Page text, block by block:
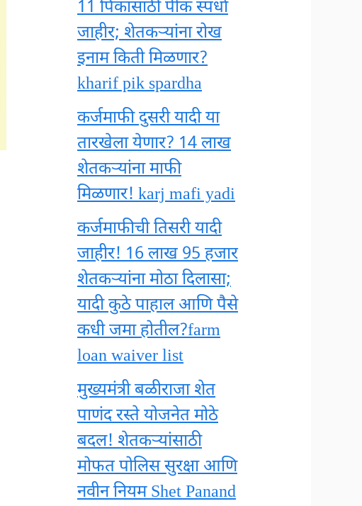
11 पिकांसाठी पीक स्पर्धा
जाहीर; शेतकऱ्यांना रोख
इनाम किती मिळणार?
kharif pik spardha
कर्जमाफी दुसरी यादी या
तारखेला येणार? 14 लाख
शेतकऱ्यांना माफी
मिळणार! karj mafi yadi
कर्जमाफीची तिसरी यादी
जाहीर! 16 लाख 95 हजार
शेतकऱ्यांना मोठा दिलासा;
यादी कुठे पाहाल आणि पैसे
कधी जमा होतील?farm
loan waiver list
मुख्यमंत्री बळीराजा शेत
पाणंद रस्ते योजनेत मोठे
बदल! शेतकऱ्यांसाठी
मोफत पोलिस सुरक्षा आणि
नवीन नियम Shet Panand